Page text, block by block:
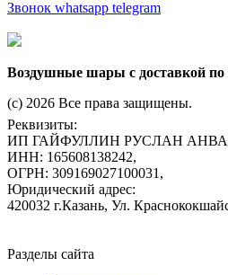
Звонок whatsapp telegram
Воздушные шары с доставкой по
(c) 2026 Все права защищены.
Реквизиты:
ИП ГАЙФУЛЛИН РУСЛАН
ИНН: 165608138242,
ОГРН: 309169027100031,
Юридический адрес:
420032 г.Казань, Ул.
Разделы сайта